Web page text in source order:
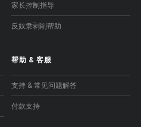
家长控制指导
反奴隶剥削帮助
帮助 &客服
支持 & 常见问题解答
付款支持